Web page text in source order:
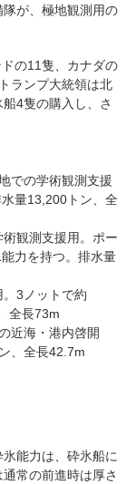
が、極地観測用の
の11隻、カナダの
ランプ大統領は北
4隻の購入し、さ
での学術観測支援
量13,200トン、全
術観測支援用。ポー
力を持つ。排水量
3ノットで約
全長73m
近海・港内啓開
、全長42.7m
能力は、砕氷船に
常の前進時は厚さ